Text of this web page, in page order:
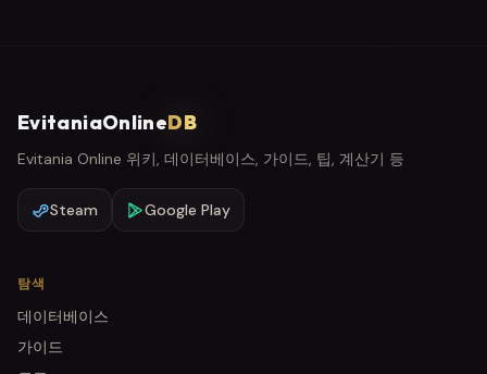
EvitaniaOnlineDB
Evitania Online 위키, 데이터베이스, 가이드, 팁, 계산기 등
Steam Google Play
탐색
데이터베이스
가이드